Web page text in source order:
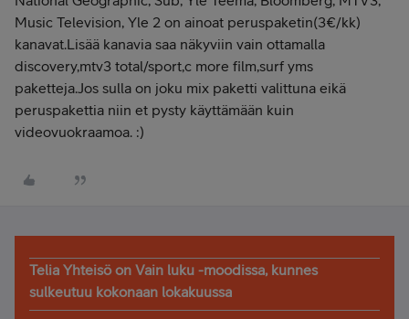
Music Television, Yle 2 on ainoat peruspaketin(3€/kk)
kanavat.Lisää kanavia saa näkyviin vain ottamalla
discovery,mtv3 total/sport,c more film,surf yms
paketteja.Jos sulla on joku mix paketti valittuna eikä
peruspakettia niin et pysty käyttämään kuin
videovuokraamoa. :)
Telia Yhteisö on Vain luku -moodissa, kunnes
sulkeutuu kokonaan lokakuussa